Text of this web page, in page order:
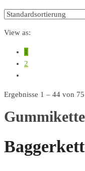
View as:
1
2
Ergebnisse 1 – 44 von